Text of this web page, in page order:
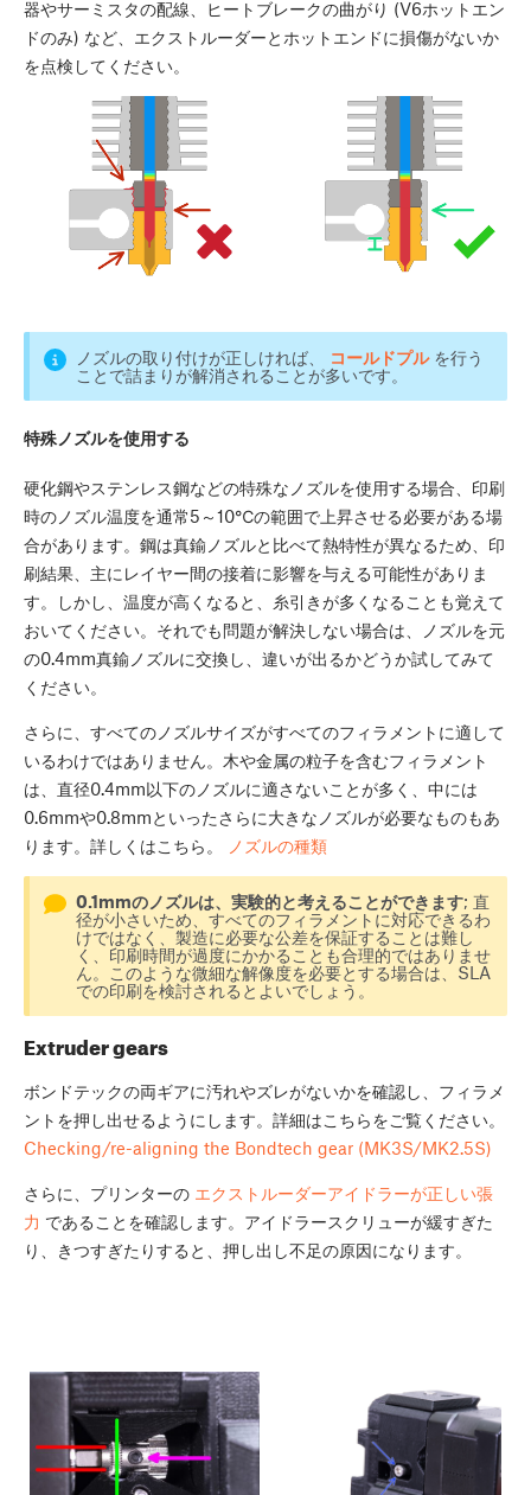
器やサーミスタの配線、ヒートブレークの曲がり (V6ホットエン
ドのみ) など、エクストルーダーとホットエンドに損傷がないか
を点検してください。
ノズルの取り付けが正しければ、 コールドプルを行う
ことで詰まりが解消されることが多いです。
特殊ノズルを使用する
硬化鋼やステンレス鋼などの特殊なノズルを使用する場合、印刷
時のノズル温度を通常5～10℃の範囲で上昇させる必要がある場
合があります。鋼は真鍮ノズルと比べて熱特性が異なるため、印
刷結果、主にレイヤー間の接着に影響を与える可能性がありま
す。しかし、温度が高くなると、糸引きが多くなることも覚えて
おいてください。それでも問題が解決しない場合は、ノズルを元
の0.4mm真鍮ノズルに交換し、違いが出るかどうか試してみて
ください。
さらに、すべてのノズルサイズがすべてのフィラメントに適して
いるわけではありません。木や金属の粒子を含むフィラメント
は、直径0.4mm以下のノズルに適さないことが多く、中には
0.6mmや0.8mmといったさらに大きなノズルが必要なものもあ
ります。詳しくはこちら。
ノズルの種類
0.1mmのノズルは、実験的と考えることができます; 直
径が小さいため、すべてのフィラメントに対応できるわ
けではなく、製造に必要な公差を保証することは難し
く、印刷時間が過度にかかることも合理的ではありませ
ん。このような微細な解像度を必要とする場合は、SLA
での印刷を検討されるとよいでしょう。
Extruder gears
ボンドテックの両ギアに汚れやズレがないかを確認し、フィラメ
ントを押し出せるようにします。詳細はこちらをご覧ください。
Checking/re-aligning the Bondtech gear (MK3S/MK2.5S)
さらに、プリンターの エクストルーダーアイドラーが正しい張
力 であることを確認します。アイドラースクリューが緩すぎた
り、きつすぎたりすると、押し出し不足の原因になります。